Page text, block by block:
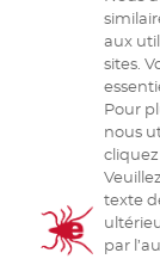
Ministère de la
Santé publique
Saskatchewan
Système
Santé animale
aux
sites.
Pour
nous
cliquez
texte
par